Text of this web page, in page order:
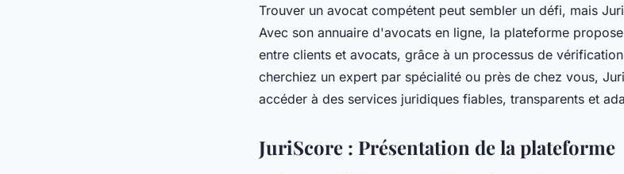
Trouver un avocat compétent peut sembler un défi, mais
Avec son annuaire d'avocats en ligne, la plateforme
entre clients et avocats, grâce à un processus de
cherchiez un expert par spécialité ou près de chez vous,
accéder à des services juridiques fiables, transparents et
JuriScore : Présentation de la plateforme